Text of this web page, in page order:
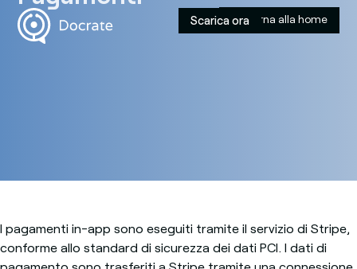
Scarica oraTorna alla home
I pagamenti in-app sono eseguiti tramite il servizio di Stripe,
conforme allo standard di sicurezza dei dati PCI. I dati di
pagamento sono trasferiti a Stripe tramite una connessione